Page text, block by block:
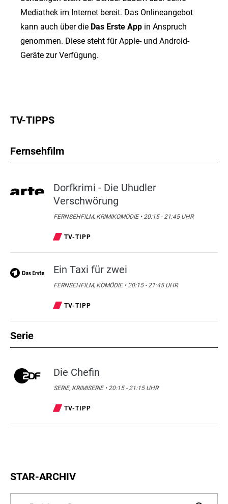
Mediathek im Internet bereit. Das Onlineangebot
kann auch über die Das Erste App in Anspruch
genommen. Diese steht für Apple- und Android-
Geräte zur Verfügung.
TV-TIPPS
Fernsehfilm
Dorfkrimi - Die Uhudler
Verschwörung
FERNSEHFILM, KRIMIKOMÖDIE • 20:15 - 21:45 UHR
TV-TIPP
Ein Taxi für zwei
FERNSEHFILM, KOMÖDIE • 20:15 - 21:45 UHR
TV-TIPP
Serie
Die Chefin
SERIE, KRIMISERIE • 20:15 - 21:15 UHR
TV-TIPP
STAR-ARCHIV